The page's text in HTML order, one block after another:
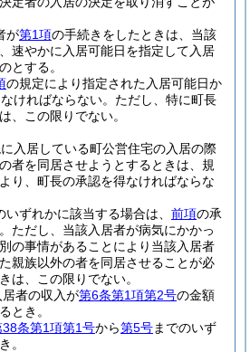
が第1項の手続きをしたときは、当該
速やかに入居可能日を指定して入居
とする。
の規定により指定された入居可能日か
ければならない。 ただし、特に町長
、この限りでない。
入居している町公営住宅の入居の際
者を同居させようとするときは、規
り、町長の承認を得なければならな
いずれかに該当する場合は、 前項の承
ただし、当該入居者が病気にかかっ
の事情があることにより当該入居者
親族以外の者を同居させることが必
は、この限りでない。
者の収入が第6条第1項第2号の金額
とき。
38条第1項第1号から第5号までのいず
。